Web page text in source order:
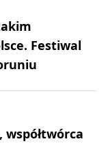
Festiwal
współtwórca